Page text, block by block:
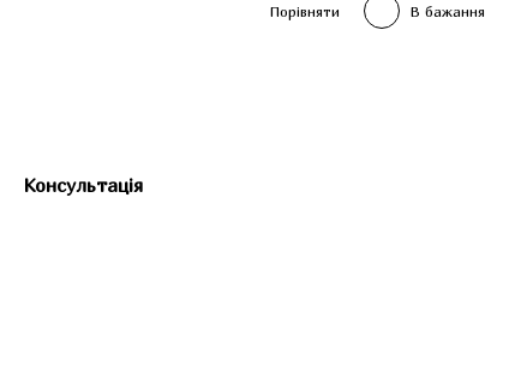
Порівняти В бажання
Консультація